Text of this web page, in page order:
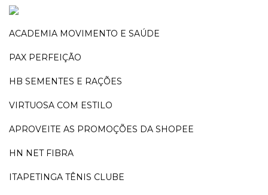
ACADEMIA MOVIMENTO E SAÚDE
PAX PERFEIÇÃO
HB SEMENTES E RAÇÕES
VIRTUOSA COM ESTILO
APROVEITE AS PROMOÇÕES DA SHOPEE
HN NET FIBRA
ITAPETINGA TÊNIS CLUBE